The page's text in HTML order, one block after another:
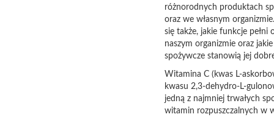
różnorodnych produktach
oraz we własnym
się także, jakie funkcje pełni
naszym organizmie oraz
spożywcze stanowią jej
Witamina C (kwas L-
kwasu 2,3-dehydro-L-
jedną z najmniej trwałych
witamin rozpuszczalnych w